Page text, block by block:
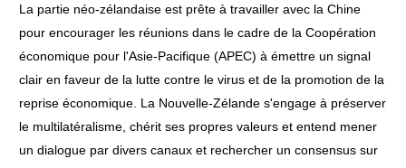
La partie néo-zélandaise est prête à travailler avec la Chine
pour encourager les réunions dans le cadre de la Coopération
économique pour l'Asie-Pacifique (APEC) à émettre un signal
clair en faveur de la lutte contre le virus et de la promotion de la
reprise économique. La Nouvelle-Zélande s'engage à préserver
le multilatéralisme, chérit ses propres valeurs et entend mener
un dialogue par divers canaux et rechercher un consensus sur